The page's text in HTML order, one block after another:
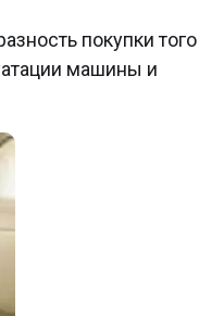
покупки того
машины и